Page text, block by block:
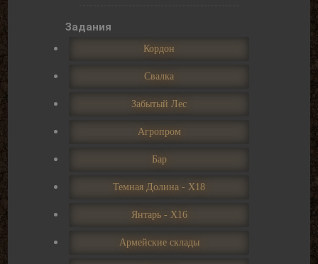
Задания
Кордон
Свалка
Забытый Лес
Агропром
Бар
Темная Долина - Х18
Янтарь - Х16
Армейские склады